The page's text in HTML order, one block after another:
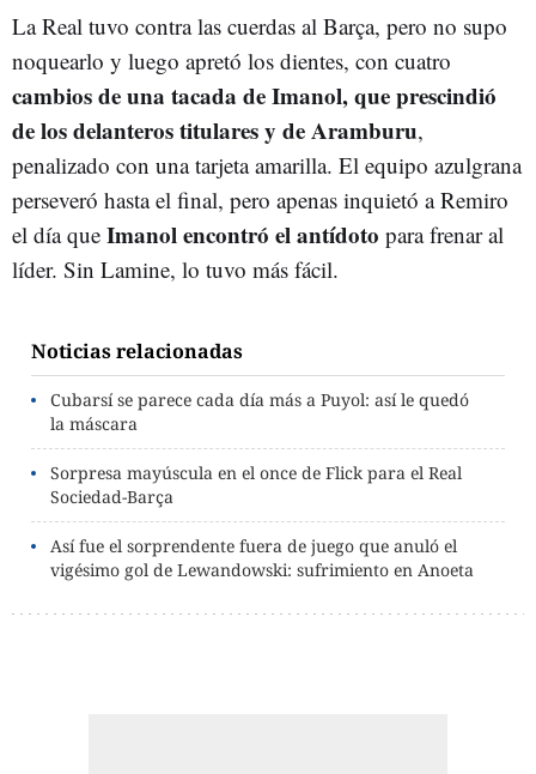
La Real tuvo contra las cuerdas al Barça, pero no supo
noquearlo y luego apretó los dientes, con cuatro
cambios de una tacada de Imanol, que prescindió
de los delanteros titulares y de Aramburu,
penalizado con una tarjeta amarilla. El equipo azulgrana
perseveró hasta el final, pero apenas inquietó a Remiro
el día que Imanol encontró el antídoto para frenar al
líder. Sin Lamine, lo tuvo más fácil.
Noticias relacionadas
Cubarsí se parece cada día más a Puyol: así le quedó
la máscara
Sorpresa mayúscula en el once de Flick para el Real
Sociedad-Barça
Así fue el sorprendente fuera de juego que anuló el
vigésimo gol de Lewandowski: sufrimiento en Anoeta